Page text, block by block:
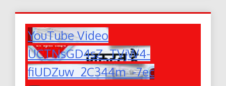
YouTube Video
UCTNsGD4sZ_TVjW4-
fiUDZuw_2C344m_-7ec